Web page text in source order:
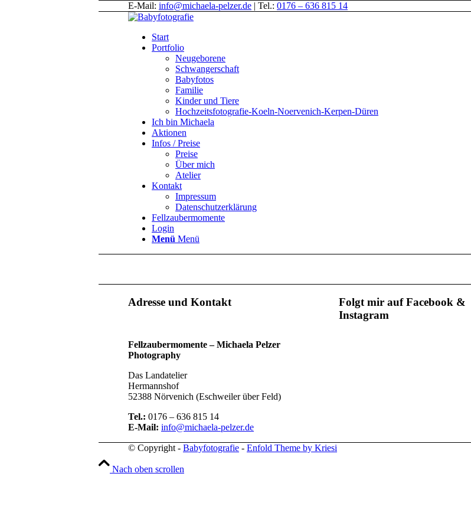
E-Mail: info@michaela-pelzer.de | Tel.: 0176 – 636 815 14
Start
Portfolio
Neugeborene
Schwangerschaft
Babyfotos
Familie
Kinder und Tiere
Hochzeitsfotografie-Koeln-Noervenich-Kerpen-Düren
Ich bin Michaela
Aktionen
Infos / Preise
Preise
Über mich
Atelier
Kontakt
Impressum
Datenschutzerklärung
Fellzaubermomente
Login
Menü Menü
Adresse und Kontakt
Fellzaubermomente –Michaela Pelzer
Photography
Das Landatelier
Hermannshof
52388 Nörvenich (Eschweiler über Feld)
Tel.: 0176 – 636 815 14
E-Mail: info@michaela-pelzer.de
Folgt mir auf Facebook &
Instagram
© Copyright - Babyfotografie - Enfold Theme by Kriesi
Nach oben scrollen